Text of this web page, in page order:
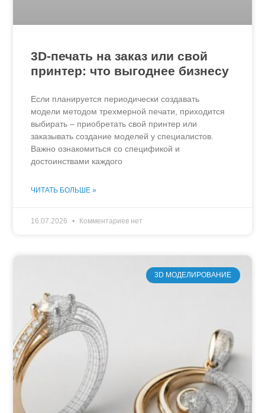
3D-печать на заказ или свой
принтер: что выгоднее бизнесу
Если планируется периодически создавать
модели методом трехмерной печати, приходится
выбирать – приобретать свой принтер или
заказывать создание моделей у специалистов.
Важно ознакомиться со спецификой и
достоинствами каждого
ЧИТАТЬ БОЛЬШЕ »
16.07.2026 Комментариев нет
3D МОДЕЛИРОВАНИЕ